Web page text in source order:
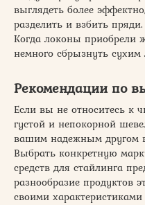
выглядеть более
разделить и взбить пряди.
Когда локоны приобрели
немного сбрызнуть
Рекомендации по
Если вы не относитесь к
густой и непокорной
вашим надежным другом
Выбрать конкретную
средств для стайлинга
разнообразие продуктов
своими